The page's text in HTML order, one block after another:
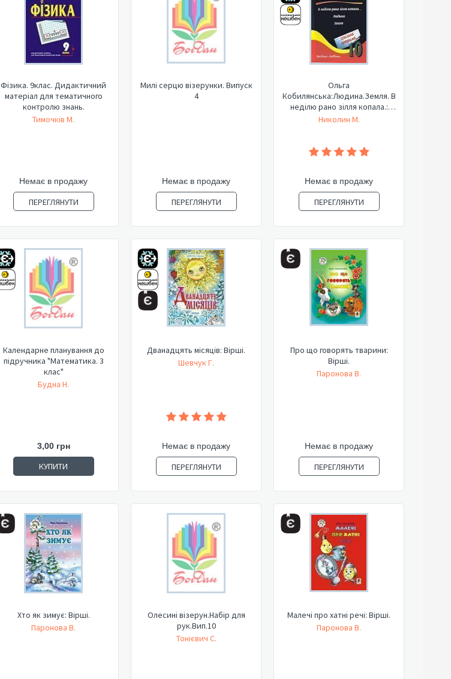
Фізика. 9клас. Дидактичний
матеріал для тематичного
контролю знань.
Тимочків М.
Немає в продажу
ПЕРЕГЛЯНУТИ
Милі серцю візерунки. Випуск
4
Немає в продажу
ПЕРЕГЛЯНУТИ
Ольга
Кобилянська:Людина.Земля. В
неділю рано зілля копала.:
Переказ з...
Николин М.
Немає в продажу
ПЕРЕГЛЯНУТИ
Календарне планування до
підручника "Математика. 3
клас"
Будна Н.
3,00 грн
КУПИТИ
Дванадцять місяців: Вірші.
Шевчук Г.
Немає в продажу
ПЕРЕГЛЯНУТИ
Про що говорять тварини:
Вірші.
Паронова В.
Немає в продажу
ПЕРЕГЛЯНУТИ
Хто як зимує: Вірші.
Паронова В.
Олесині візерун.Набір для
рук.Вип.10
Тонієвич С.
Малечі про хатні речі: Вірші.
Паронова В.